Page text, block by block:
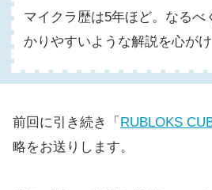
マイクラ歴は5年ほど。なるべ
かりやすいような解説を心がけ
前回に引き続き「 RUBLOKS
略をお送りします。